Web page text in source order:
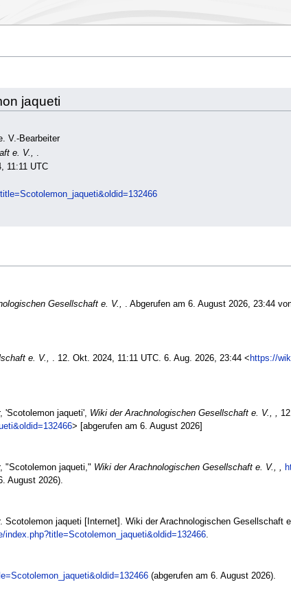
jaqueti
V.-Bearbeiter
e. V.,
11:11 UTC
Gesellschaft e. V., . Abgerufen am 6. August 2026, 23:44
e. V., . 12. Okt. 2024, 11:11 UTC. 6. Aug. 2026, 23:44 < https://
'Scotolemon jaqueti', Wiki der Arachnologischen Gesellschaft e. V., ,
> [abgerufen am 6. August 2026]
"Scotolemon jaqueti," Wiki der Arachnologischen Gesellschaft e. V., ,
August 2026).
jaqueti [Internet]. Wiki der Arachnologischen Gesellschaft
index.php?title=Scotolemon_jaqueti&oldid=132466.
(abgerufen am 6. August 2026).